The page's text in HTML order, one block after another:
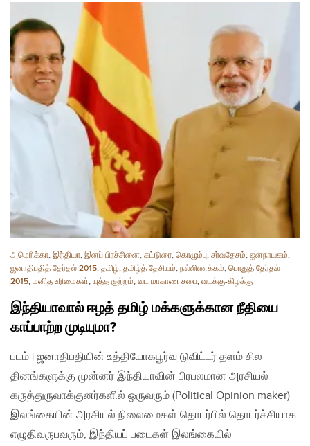
அமெரிக்கா, இந்தியா, இனப் பிரச்சினை, கட்டுரை, கொழும்பு, சர்வதேசம், ஜனநாயகம்,
ஜனாதிபதித் தேர்தல் 2015, தமிழ், தமிழ்த் தேசியம், நல்லிணக்கம், பொதுத் தேர்தல்
2015, மனித உரிமைகள், யுத்த குற்றம், வட மாகாண சபை, வடக்கு-கிழக்கு
இந்தியாவால் ஈழத் தமிழ் மக்களுக்கான நீதியை
காப்பாற்ற முடியுமா?
படம் | ஜனாதிபதியின் உத்தியோகபூர்வ டுவிட்டர் தளம் சில
தினங்களுக்கு முன்னர் இந்தியாவின் பிரபலமான அரசியல்
கருத்துருவாக்குனர்களில் ஒருவரும் (Political Opinion maker)
இலங்கையின் அரசியல் நிலைமைகள் தொடர்பில் தொடர்ச்சியாக
எழுதிவருபவரும், இந்தியப் படைகள் இலங்கையில்